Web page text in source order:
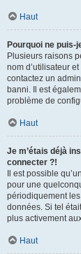
Haut
Pourquoi ne puis-
Plusieurs raisons
nom d’utilisateur
contactez un
banni. Il est
problème de
Haut
Je m’étais déjà
connecter ?!
Il est possible
pour une
périodiquement
données. Si tel
plus activement
Haut